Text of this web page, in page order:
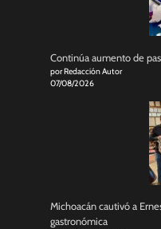
Continúa aumento de
por Redacción Autor
07/08/2026
Michoacán cautivó a
gastronómica